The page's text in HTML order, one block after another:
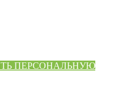
ПЕРСОНАЛЬНУЮ